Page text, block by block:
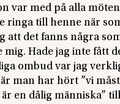
var med på alla
ringa till henne när
att det fanns några
Hade jag inte fått
ombud var jag
man har hört ”vi
en dålig människa”